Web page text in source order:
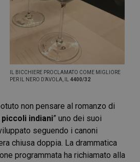
IL BICCHIERE PROCLAMATO COME MIGLIORE
PER IL NERO D’AVOLA, IL 4400/32
non pensare al romanzo di
piccoli indiani” uno dei suoi
seguendo i canoni
chiusa doppia. La drammatica
programmata ha richiamato alla